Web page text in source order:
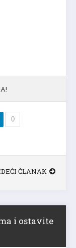
0
ČLANAK
i ostavite